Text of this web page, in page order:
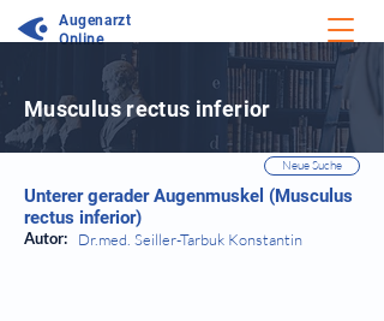
Augenarzt
Online
⠀
Musculus rectus inferior
⠀
Neue Suche
Unterer gerader Augenmuskel (Musculus
rectus inferior)
Autor:
Dr.med. Seiller-Tarbuk Konstantin